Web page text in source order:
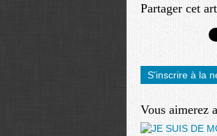
Partager cet
S'inscrire à la
Vous aimerez